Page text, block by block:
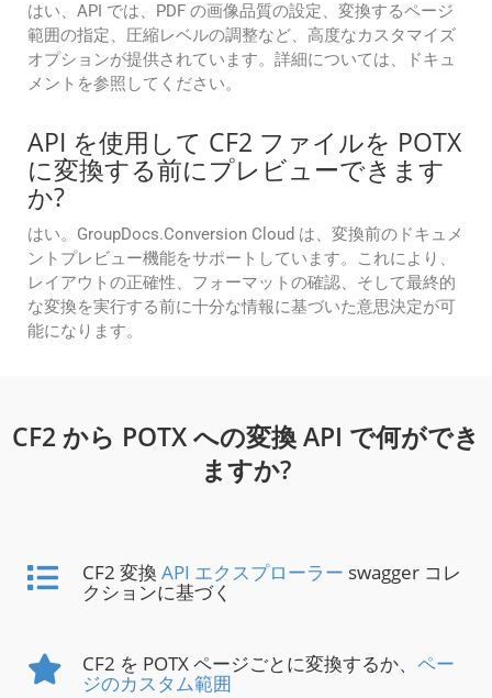
はい、API では、PDF の画像品質の設定、変換するページ
範囲の指定、圧縮レベルの調整など、高度なカスタマイズ
オプションが提供されています。詳細については、ドキュ
メントを参照してください。
API を使用して CF2 ファイルを POTX
に変換する前にプレビューできます
か?
はい。GroupDocs.Conversion Cloud は、変換前のドキュメ
ントプレビュー機能をサポートしています。これにより、
レイアウトの正確性、フォーマットの確認、そして最終的
な変換を実行する前に十分な情報に基づいた意思決定が可
能になります。
CF2 から POTX への変換 API で何ができ
ますか?
CF2 変換 API エクスプローラー swagger コレ
クションに基づく
CF2 を POTX ページごとに変換するか、 ペー
ジのカスタム範囲